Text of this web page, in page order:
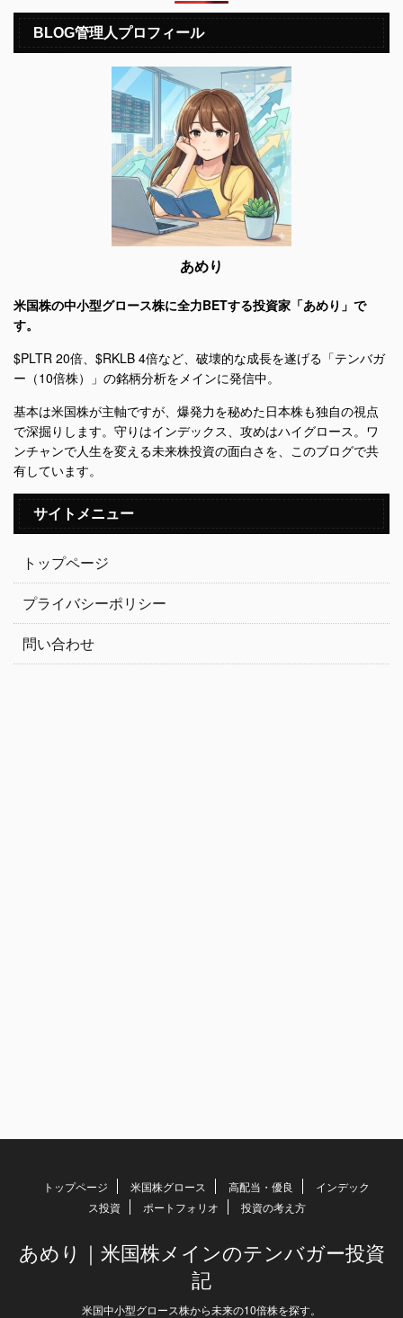
BLOG管理人プロフィール
あめり
米国株の中小型グロース株に全力BETする投資家「あめり」で
す。
$PLTR 20倍、$RKLB 4倍など、破壊的な成長を遂げる「テンバガ
ー（10倍株）」の銘柄分析をメインに発信中。
基本は米国株が主軸ですが、爆発力を秘めた日本株も独自の視点
で深掘りします。守りはインデックス、攻めはハイグロース。ワ
ンチャンで人生を変える未来株投資の面白さを、このブログで共
有しています。
サイトメニュー
トップページ
プライバシーポリシー
問い合わせ
トップページ 米国株グロース 高配当・優良
インデック
ス投資
ポートフォリオ 投資の考え方
あめり｜米国株メインのテンバガー投資
記
米国中小型グロース株から未来の10倍株を探す。